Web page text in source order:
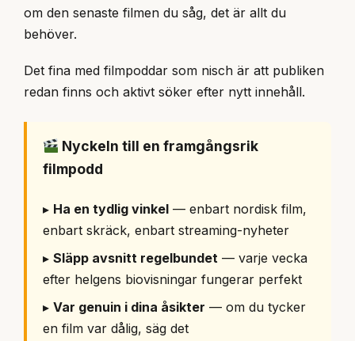
om den senaste filmen du såg, det är allt du
behöver.
Det fina med filmpoddar som nisch är att publiken
redan finns och aktivt söker efter nytt innehåll.
Nyckeln till en framgångsrik
filmpodd
▸ Ha en tydlig vinkel — enbart nordisk film,
enbart skräck, enbart streaming-nyheter
▸ Släpp avsnitt regelbundet — varje vecka
efter helgens biovisningar fungerar perfekt
▸ Var genuin i dina åsikter — om du tycker
en film var dålig, säg det